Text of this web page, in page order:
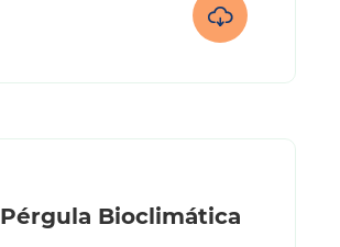

Pérgula Bioclimática